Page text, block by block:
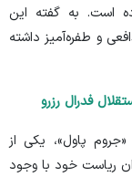
است. به گفته این
و طفره‌آمیز داشته
فدرال رزرو
پاول»، یکی از
ریاست خود با وجود